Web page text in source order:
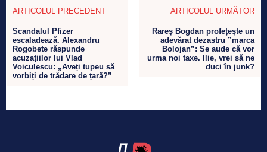
ARTICOLUL PRECEDENT
Scandalul Pfizer
escaladează. Alexandru
Rogobete răspunde
acuzațiilor lui Vlad
Voiculescu: „Aveți tupeu să
vorbiți de trădare de țară?”
ARTICOLUL URMĂTOR
Rareș Bogdan profețește un
adevărat dezastru ”marca
Bolojan”: Se aude că vor
urma noi taxe. Ilie, vrei să ne
duci în junk?